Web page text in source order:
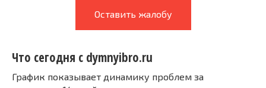
Оставить жалобу
Что сегодня с dymnyibro.ru
График показывает динамику проблем за